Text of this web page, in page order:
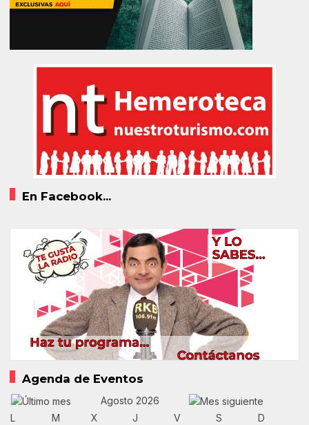
En Facebook...
Agenda de Eventos
Agosto 2026
L
M X J V S
D